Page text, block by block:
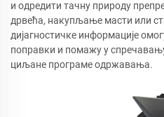
и одредити тачну природу
дрвећа, накупљање масти или
дијагностичке информације
поправки и помажу у
циљане програме одржавања.